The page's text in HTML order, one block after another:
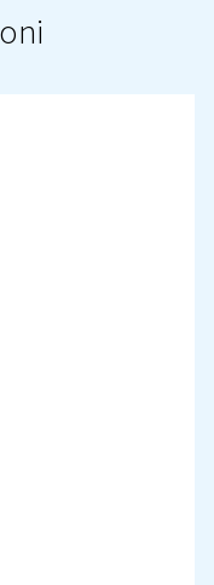
rendono ideale per
il settore alimentare